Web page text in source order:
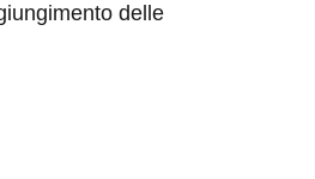
delle